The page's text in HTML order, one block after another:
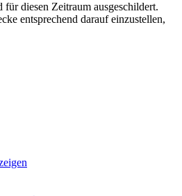
diesen Zeitraum ausgeschildert.
entsprechend darauf einzustellen,